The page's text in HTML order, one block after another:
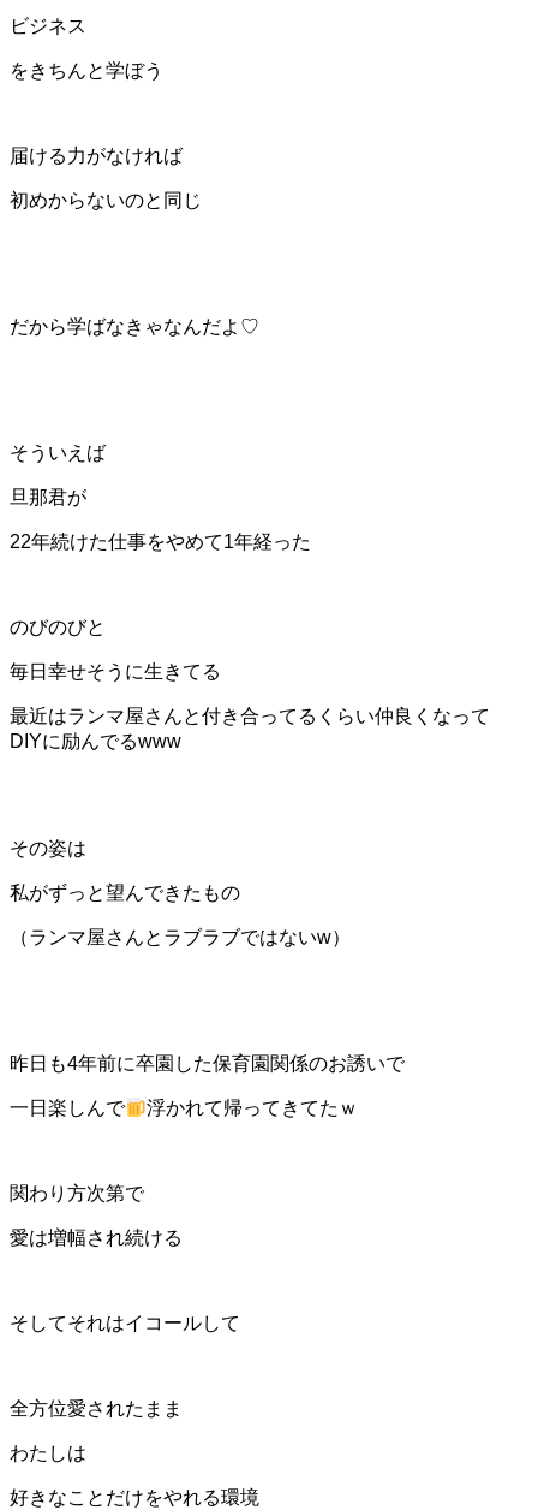
ビジネス
をきちんと学ぼう
届ける力がなければ
初めからないのと同じ
だから学ばなきゃなんだよ♡
そういえば
旦那君が
22年続けた仕事をやめて1年経った
のびのびと
毎日幸せそうに生きてる
最近はランマ屋さんと付き合ってるくらい仲良くなって
DIYに励んでるwww
その姿は
私がずっと望んできたもの
（ランマ屋さんとラブラブではないw）
昨日も4年前に卒園した保育園関係のお誘いで
一日楽しんで 浮かれて帰ってきてたｗ
関わり方次第で
愛は増幅され続ける
そしてそれはイコールして
全方位愛されたまま
わたしは
好きなことだけをやれる環境